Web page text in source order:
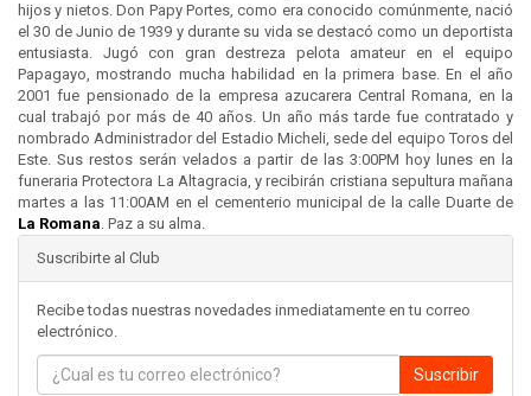
hijos y nietos. Don Papy Portes, como era conocido comúnmente, nació
el 30 de Junio de 1939 y durante su vida se destacó como un deportista
entusiasta. Jugó con gran destreza pelota amateur en el equipo
Papagayo, mostrando mucha habilidad en la primera base. En el año
2001 fue pensionado de la empresa azucarera Central Romana, en la
cual trabajó por más de 40 años. Un año más tarde fue contratado y
nombrado Administrador del Estadio Micheli, sede del equipo Toros del
Este. Sus restos serán velados a partir de las 3:00PM hoy lunes en la
funeraria Protectora La Altagracia, y recibirán cristiana sepultura mañana
martes a las 11:00AM en el cementerio municipal de la calle Duarte de
La Romana. Paz a su alma.
Suscribirte al Club
Recibe todas nuestras novedades inmediatamente en tu correo
electrónico.
Suscribir